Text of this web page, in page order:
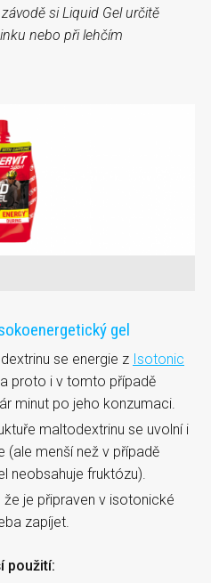
si Liquid Gel určitě
nebo při lehčím
gel
se energie z Isotonic
proto i v tomto případě
minut po jeho konzumaci.
maltodextrinu se uvolní i
(ale menší než v případě
neobsahuje fruktózu).
je připraven v isotonické
zapíjet.
použití: